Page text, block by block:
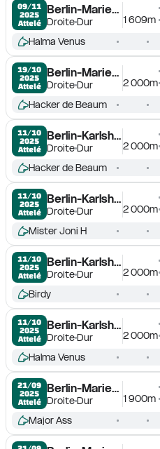
09/11
2025
Attelé
Berlin-Mariendorf
DroiteDur
1 609m
Halma Venus
19/10
2025
Attelé
Berlin-Mariendorf
DroiteDur
2 000m
Hacker de Beaum
11/10
2025
Attelé
Berlin-Karlshorst
DroiteDur
2 000m
Hacker de Beaum
11/10
2025
Attelé
Berlin-Karlshorst
DroiteDur
2 000m
Mister Joni H
11/10
2025
Attelé
Berlin-Karlshorst
DroiteDur
2 000m
Birdy
11/10
2025
Attelé
Berlin-Karlshorst
DroiteDur
2 000m
Halma Venus
21/09
2025
Attelé
Berlin-Mariendorf
DroiteDur
1 900m
Major Ass